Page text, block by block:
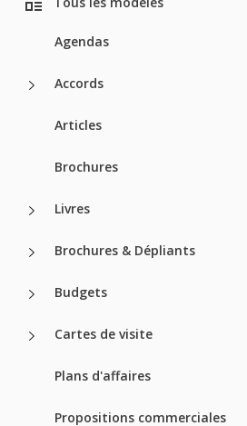
Agendas
Accords
Articles
Brochures
Livres
Brochures & Dépliants
Budgets
Cartes de visite
Plans d'affaires
Propositions commerciales